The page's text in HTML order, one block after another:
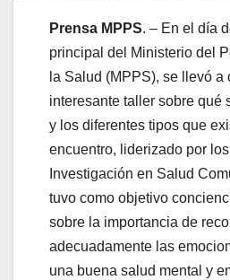
Prensa MPPS. – En el día
principal del Ministerio del
la Salud (MPPS), se llevó a
interesante taller sobre qué
y los diferentes tipos que
encuentro, liderizado por
Investigación en Salud
tuvo como objetivo
sobre la importancia de
adecuadamente las
una buena salud mental y